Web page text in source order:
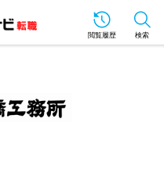
閲覧履歴 検索